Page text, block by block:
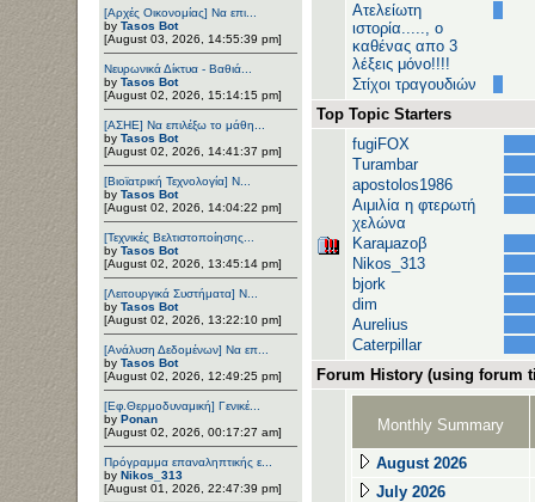
[Αρχές Οικονομίας] Να επι...
by Tasos Bot
[August 03, 2026, 14:55:39 pm]
Νευρωνικά Δίκτυα - Βαθιά...
by Tasos Bot
[August 02, 2026, 15:14:15 pm]
[ΑΣΗΕ] Να επιλέξω το μάθη...
by Tasos Bot
[August 02, 2026, 14:41:37 pm]
[Βιοϊατρική Τεχνολογία] Ν...
by Tasos Bot
[August 02, 2026, 14:04:22 pm]
[Τεχνικές Βελτιστοποίησης...
by Tasos Bot
[August 02, 2026, 13:45:14 pm]
[Λειτουργικά Συστήματα] Ν...
by Tasos Bot
[August 02, 2026, 13:22:10 pm]
[Ανάλυση Δεδομένων] Να επ...
by Tasos Bot
[August 02, 2026, 12:49:25 pm]
[Εφ.Θερμοδυναμική] Γενικέ...
by Ponan
[August 02, 2026, 00:17:27 am]
Πρόγραμμα επαναληπτικής ε...
by Nikos_313
[August 01, 2026, 22:47:39 pm]
Ατελείωτη
ιστορία....., ο
καθένας απο 3
λέξεις μόνο!!!!
Στίχοι τραγουδιών
Top Topic Starters
fugiFOX
Turambar
apostolos1986
Αιμιλία η φτερωτή
χελώνα
Karaμazoβ
Nikos_313
bjork
dim
Aurelius
Caterpillar
Forum History (using forum
Monthly Summary
August 2026
July 2026